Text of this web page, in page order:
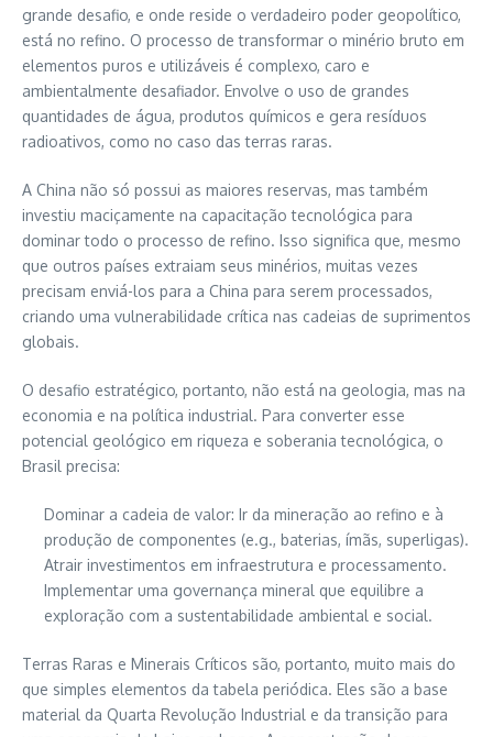
grande desafio, e onde reside o verdadeiro poder geopolítico,
está no refino. O processo de transformar o minério bruto em
elementos puros e utilizáveis é complexo, caro e
ambientalmente desafiador. Envolve o uso de grandes
quantidades de água, produtos químicos e gera resíduos
radioativos, como no caso das terras raras.
A China não só possui as maiores reservas, mas também
investiu maciçamente na capacitação tecnológica para
dominar todo o processo de refino. Isso significa que, mesmo
que outros países extraiam seus minérios, muitas vezes
precisam enviá-los para a China para serem processados,
criando uma vulnerabilidade crítica nas cadeias de suprimentos
globais.
O desafio estratégico, portanto, não está na geologia, mas na
economia e na política industrial. Para converter esse
potencial geológico em riqueza e soberania tecnológica, o
Brasil precisa:
Dominar a cadeia de valor: Ir da mineração ao refino e à
produção de componentes (e.g., baterias, ímãs, superligas).
Atrair investimentos em infraestrutura e processamento.
Implementar uma governança mineral que equilibre a
exploração com a sustentabilidade ambiental e social.
Terras Raras e Minerais Críticos são, portanto, muito mais do
que simples elementos da tabela periódica. Eles são a base
material da Quarta Revolução Industrial e da transição para